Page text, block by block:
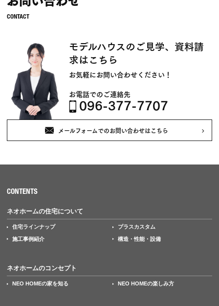
モデルハウスのご見学、資料請
求はこちら
お気軽にお問い合わせください！
お電話でのご連絡先
096-377-7707
メールフォームでのお問い合わせはこちら
CONTENTS
ネオホームの住宅について
住宅ラインナップ プラスカスタム
施工事例紹介 構造・性能・設備
ネオホームのコンセプト
NEO HOMEの家を知る NEO HOMEの楽しみ方